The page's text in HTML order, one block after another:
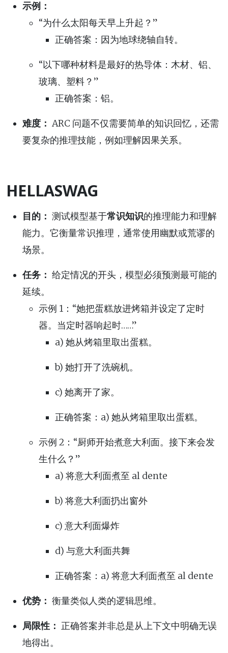
示例：
“为什么太阳每天早上升起？”
正确答案：因为地球绕轴自转。
“以下哪种材料是最好的热导体：木材、铝、
玻璃、塑料？”
正确答案：铝。
难度： ARC 问题不仅需要简单的知识回忆，还需
要复杂的推理技能，例如理解因果关系。
HELLASWAG
目的： 测试模型基于常识知识的推理能力和理解
能力。它衡量常识推理，通常使用幽默或荒谬的
场景。
任务： 给定情况的开头，模型必须预测最可能的
延续。
示例 1：“她把蛋糕放进烤箱并设定了定时
器。当定时器响起时……”
a) 她从烤箱里取出蛋糕。
b) 她打开了洗碗机。
c) 她离开了家。
正确答案：a) 她从烤箱里取出蛋糕。
示例 2：“厨师开始煮意大利面。接下来会发
生什么？”
a) 将意大利面煮至 al dente
b) 将意大利面扔出窗外
c) 意大利面爆炸
d) 与意大利面共舞
正确答案：a) 将意大利面煮至 al dente
优势： 衡量类似人类的逻辑思维。
局限性： 正确答案并非总是从上下文中明确无误
地得出。